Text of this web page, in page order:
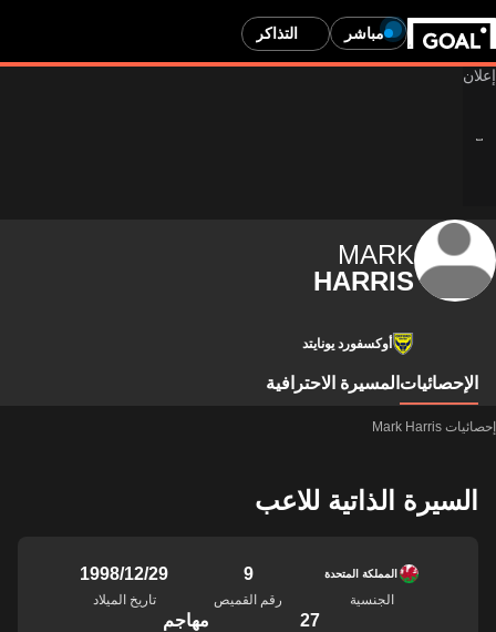
مباشر التذاكر
MARK
HARRIS
أوكسفورد يونايتد
الإحصائيات المسيرة الاحترافية
إحصائيات Mark Harris
السيرة الذاتية للاعب
المملكة المتحدة
الجنسية
9
رقم القميص
29‏/12‏/1998
تاريخ الميلاد
27 مهاجم